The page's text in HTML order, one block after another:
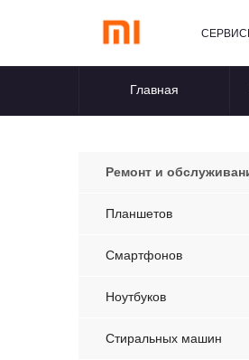
Главная
Ремонт и
Планшетов
Смартфонов
Ноутбуков
Стиральных машин